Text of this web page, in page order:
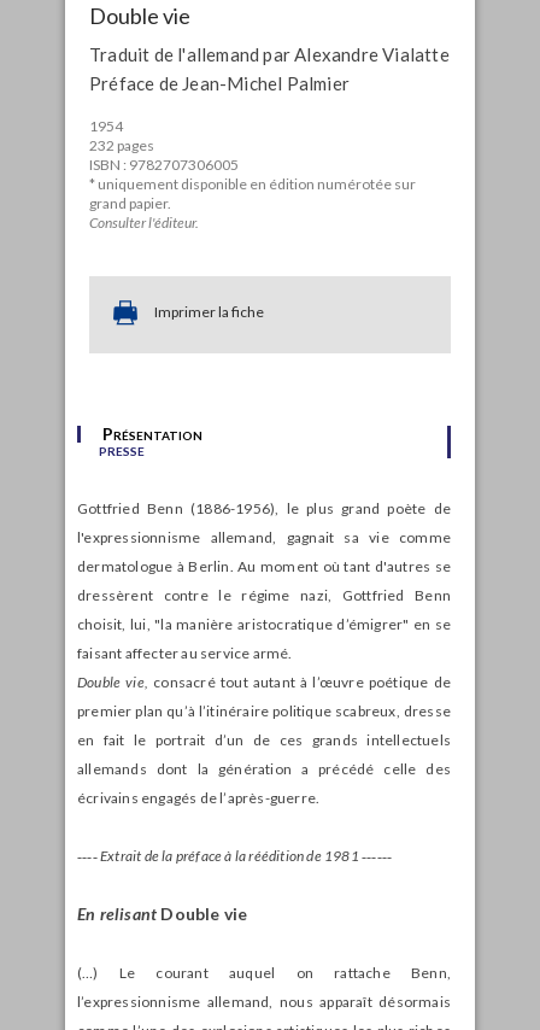
Double vie
Traduit de l'allemand par Alexandre Vialatte
Préface de Jean-Michel Palmier
1954
232 pages
ISBN : 9782707306005
* uniquement disponible en édition numérotée sur
grand papier.
Consulter l'éditeur.
Imprimer la fiche
Présentation
presse
Gottfried Benn (1886-1956), le plus grand poète de
l'expressionnisme allemand, gagnait sa vie comme
dermatologue à Berlin. Au moment où tant d'autres se
dressèrent contre le régime nazi, Gottfried Benn
choisit, lui, "la manière aristocratique d’émigrer" en se
faisant affecter au service armé.
Double vie, consacré tout autant à l’œuvre poétique de
premier plan qu’à l’itinéraire politique scabreux, dresse
en fait le portrait d’un de ces grands intellectuels
allemands dont la génération a précédé celle des
écrivains engagés de l’après-guerre.
‑‑‑‑ Extrait de la préface à la réédition de 1981 ‑‑‑‑‑‑
En relisant Double vie
(…) Le courant auquel on rattache Benn,
l’expressionnisme allemand, nous apparaît désormais